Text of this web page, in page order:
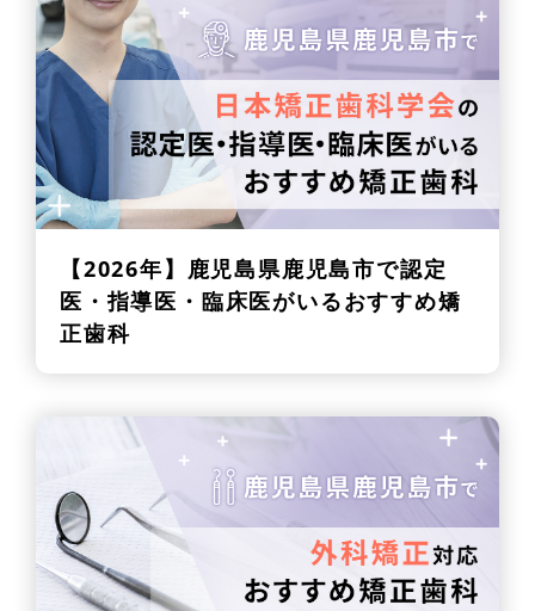
【2026年】 鹿児島県鹿児島市で認定
医・指導医・臨床医がいるおすすめ矯
正歯科